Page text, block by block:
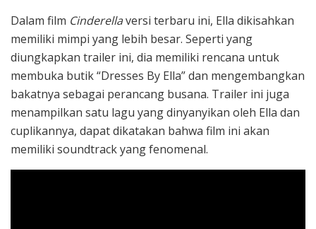
Dalam film Cinderellaversi terbaru ini, Ella dikisahkan
memiliki mimpi yang lebih besar. Seperti yang
diungkapkan trailer ini, dia memiliki rencana untuk
membuka butik “Dresses By Ella” dan mengembangkan
bakatnya sebagai perancang busana. Trailer ini juga
menampilkan satu lagu yang dinyanyikan oleh Ella dan
cuplikannya, dapat dikatakan bahwa film ini akan
memiliki soundtrack yang fenomenal.